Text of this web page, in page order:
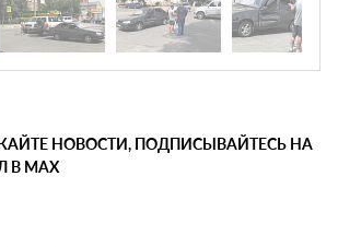
НОВОСТИ, ПОДПИСЫВАЙТЕСЬ НА
MAX